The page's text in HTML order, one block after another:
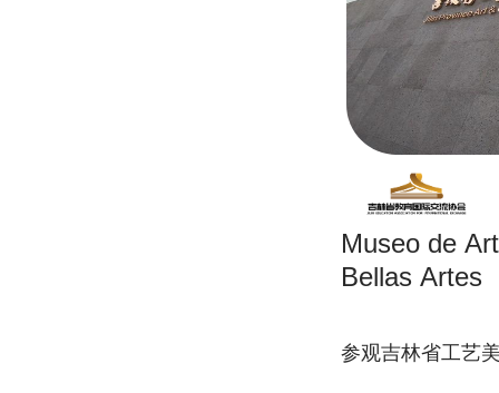
Museo de
Bellas Artes
参观吉林省工艺